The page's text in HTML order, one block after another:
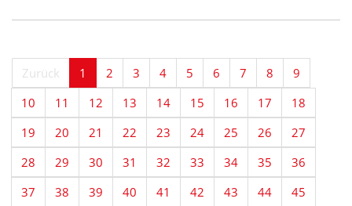
Zurück 1 2 3 4 5 6 7 8
9
10
11 12 13 14 15 16 17
18
19
20 21 22 23 24 25 26
27
28
29 30 31 32 33 34 35
36
37
38 39 40 41 42 43 44 45